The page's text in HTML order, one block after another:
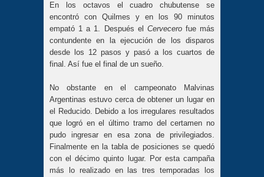
En los octavos el cuadro chubutense se
encontró con Quilmes y en los 90 minutos
empató 1 a 1. Después el Cervecerofue más
contundente en la ejecución de los disparos
desde los 12 pasos y pasó a los cuartos de
final. Así fue el final de un sueño.
No obstante en el campeonato Malvinas
Argentinas estuvo cerca de obtener un lugar en
el Reducido. Debido a los irregulares resultados
que logró en el último tramo del certamen no
pudo ingresar en esa zona de privilegiados.
Finalmente en la tabla de posiciones se quedó
con el décimo quinto lugar. Por esta campaña
más lo realizado en las tres temporadas los